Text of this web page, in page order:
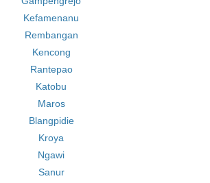
Kefamenanu
Rembangan
Kencong
Rantepao
Katobu
Maros
Blangpidie
Kroya
Ngawi
Sanur